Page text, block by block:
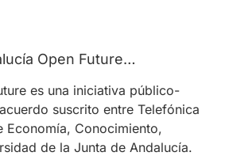
Open Future…
es una iniciativa público-
suscrito entre Telefónica
Conocimiento,
de la Junta de Andalucía.